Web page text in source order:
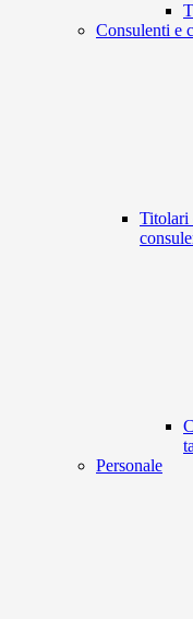
Consulenti e
Titolari
Personale